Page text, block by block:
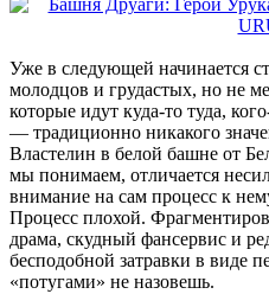
Уже в следующей начинается
молодцов и грудастых, но не
которые идут куда-то туда,
— традиционно никакого
Властелин в белой башне от
мы понимаем, отличается
внимание на сам процесс к
Процесс плохой.
драма, скудный фансервис и
бесподобной затравки в виде
«потугами» не назовешь.